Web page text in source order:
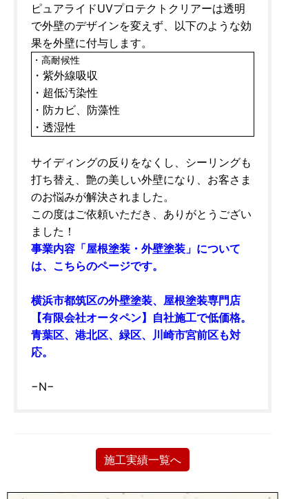
ピュアライドUVプロテクトクリアーは透明
で外壁のデザインを変えず、以下のような効
果を外壁に付与します。
・高耐候性
・紫外線吸収
・超低汚染性
・防カビ、防藻性
・透湿性
サイディングの反りをなくし、シーリングも
打ち替え、艶の美しい外壁になり、お客さま
のお悩みが解決されました。
この度はご依頼いただき、ありがとうござい
ました！
事業内容「屋根塗装・外壁塗装」について
は、こちらのページです。
横浜市都筑区の外壁塗装、屋根塗装専門店
【有限会社オータペン】自社施工で低価格。
青葉区、港北区、緑区、川崎市宮前区も対
応。
−N−
施工実績一覧へ